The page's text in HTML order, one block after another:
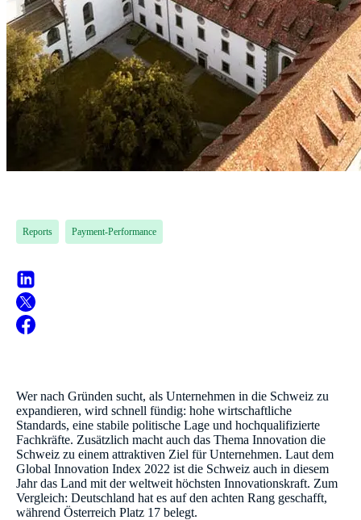
Reports Payment-Performance
Wer nach Gründen sucht, als Unternehmen in die Schweiz zu
expandieren, wird schnell fündig: hohe wirtschaftliche
Standards, eine stabile politische Lage und hochqualifizierte
Fachkräfte. Zusätzlich macht auch das Thema Innovation die
Schweiz zu einem attraktiven Ziel für Unternehmen. Laut dem
Global Innovation Index 2022 ist die Schweiz auch in diesem
Jahr das Land mit der weltweit höchsten Innovationskraft. Zum
Vergleich: Deutschland hat es auf den achten Rang geschafft,
während Österreich Platz 17 belegt.